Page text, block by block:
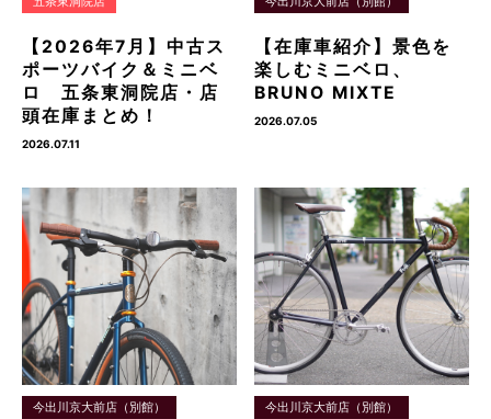
【2026年7月】中古ス
ポーツバイク＆ミニベ
ロ 五条東洞院店・店
頭在庫まとめ！
2026.07.11
【在庫車紹介】景色を
楽しむミニベロ、
BRUNO MIXTE
2026.07.05
今出川京大前店（別館） 今出川京大前店（別館）